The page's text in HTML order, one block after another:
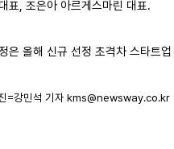
표, 조은아 아르게스마린 대표.
은 올해 신규 선정 초격차 스타트
=강민석 기자 kms@newsway.co.kr